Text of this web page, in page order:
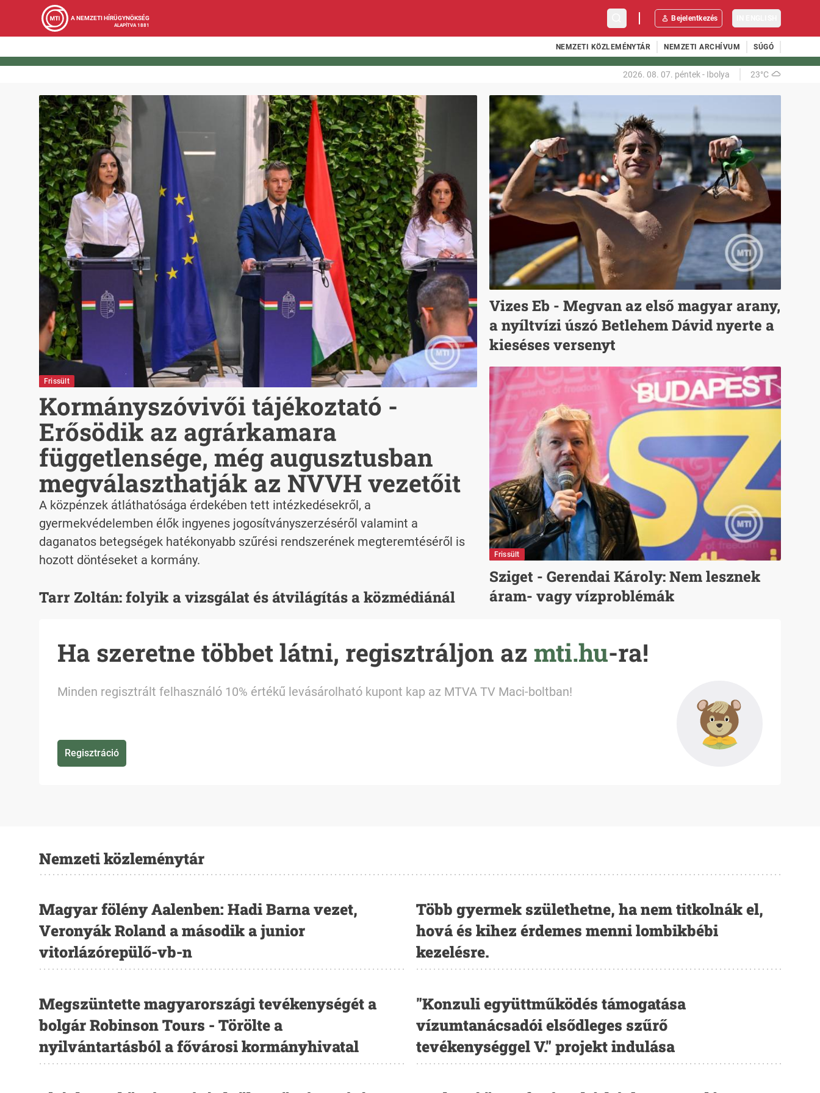
A NEMZETI HÍRÜGYNÖKSÉG
ALAPÍTVA 1881
Bejelentkezés
NEMZETI KÖZLEMÉNYTÁR NEMZETI ARCHÍVUM SÚGÓ
2026. 08. 07. péntek- Ibolya 23°C
Frissült
Kormányszóvivői tájékoztató -
Erősödik az agrárkamara
függetlensége, még augusztusban
megválaszthatják az NVVH vezetőit
A közpénzek átláthatósága érdekében tett intézkedésekről, a
gyermekvédelemben élők ingyenes jogosítványszerzéséről valamint a
daganatos betegségek hatékonyabb szűrési rendszerének megteremtéséről is
hozott döntéseket a kormány.
Tarr Zoltán: folyik a vizsgálat és átvilágítás a közmédiánál
Vizes Eb - Megvan az első magyar arany,
a nyíltvízi úszó Betlehem Dávid nyerte a
kieséses versenyt
Frissült
Sziget - Gerendai Károly: Nem lesznek
áram- vagy vízproblémák
Ha szeretne többet látni, regisztráljon az mti.hu-ra!
Minden regisztrált felhasználó 10% értékű levásárolható kupont kap az MTVA TV Maci-boltban!
Regisztráció
Nemzeti közleménytár
Magyar fölény Aalenben: Hadi Barna vezet,
Veronyák Roland a második a junior
vitorlázórepülő-vb-n
Megszüntette magyarországi tevékenységét a
bolgár Robinson Tours - Törölte a
nyilvántartásból a fővárosi kormányhivatal
Több gyermek születhetne, ha nem titkolnák el,
hová és kihez érdemes menni lombikbébi
kezelésre.
"Konzuli együttműködés támogatása
vízumtanácsadói elsődleges szűrő
tevékenységgel V." projekt indulása